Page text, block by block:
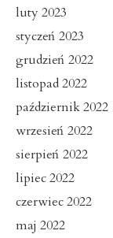
luty 2023
styczeń 2023
grudzień 2022
listopad 2022
październik 2022
wrzesień 2022
sierpień 2022
lipiec 2022
czerwiec 2022
maj 2022